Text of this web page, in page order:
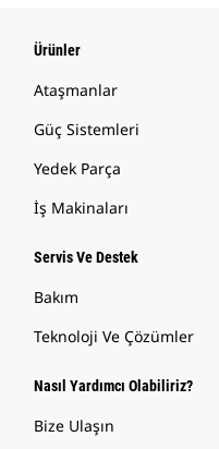
Ürünler
Ataşmanlar
Güç Sistemleri
Yedek Parça
İş Makinaları
Servis Ve Destek
Bakım
Teknoloji Ve Çözümler
Nasıl Yardımcı Olabiliriz?
Bize Ulaşın